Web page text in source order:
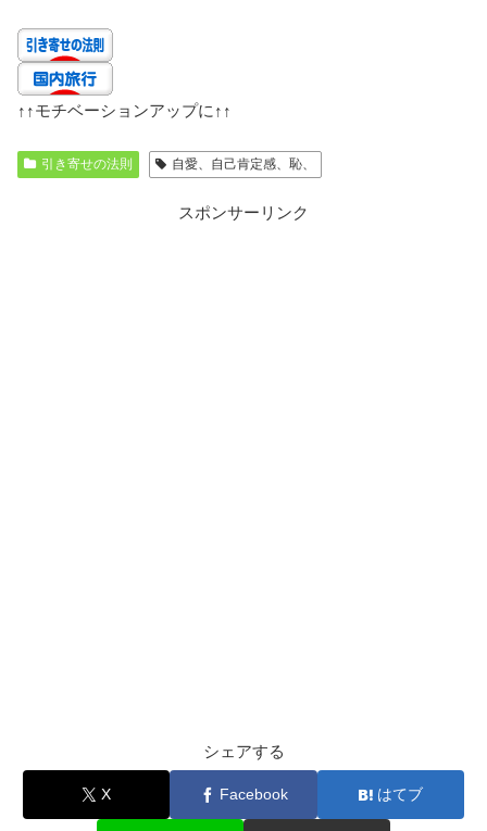
↑↑モチベーションアップに ↑↑
引き寄せの法則 自愛、自己肯定感、恥、
スポンサーリンク
シェアする
X Facebook はてブ